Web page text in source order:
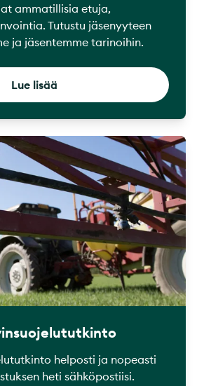
ammatillisia etuja,
Tutustu jäsenyyteen
ja jäsentemme tarinoihin.
Lue lisää
helposti ja nopeasti
heti sähköpostiisi.